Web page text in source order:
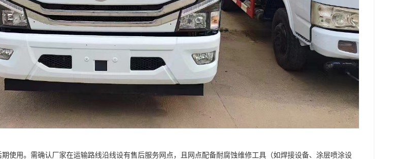
使用。需确认厂家在运输路线沿线设有售后服务网点，且网点配备耐腐蚀维修工具（如焊接设备、涂层喷涂设